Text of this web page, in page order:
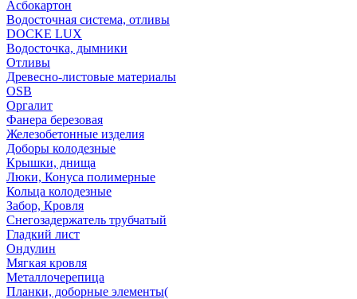
Асбокартон
Водосточная система, отливы
DOCKE LUX
Водосточка, дымники
Отливы
Древесно-листовые материалы
OSB
Оргалит
Фанера березовая
Железобетонные изделия
Доборы колодезные
Крышки, днища
Люки, Конуса полимерные
Кольца колодезные
Забор, Кровля
Снегозадержатель трубчатый
Гладкий лист
Ондулин
Мягкая кровля
Металлочерепица
Планки, доборные элементы(